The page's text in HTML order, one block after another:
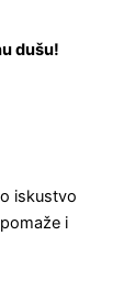
dušu!
iskustvo
i